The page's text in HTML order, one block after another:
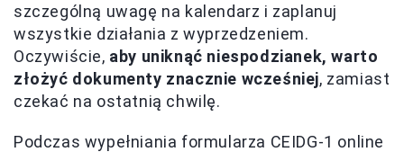
szczególną uwagę na kalendarz i zaplanuj
wszystkie działania z wyprzedzeniem.
Oczywiście, aby uniknąć niespodzianek, warto
złożyć dokumenty znacznie wcześniej, zamiast
czekać na ostatnią chwilę.
Podczas wypełniania formularza CEIDG-1 online